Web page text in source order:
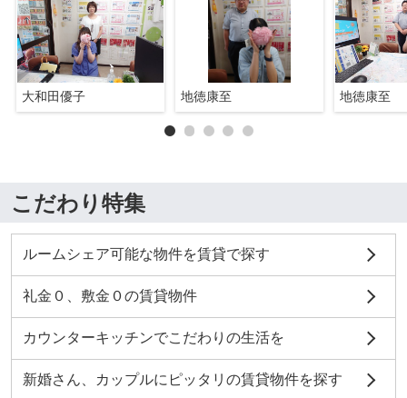
大和田優子 地徳康至 地徳康至
こだわり特集
ルームシェア可能な物件を賃貸で探す
礼金０、敷金０の賃貸物件
カウンターキッチンでこだわりの生活を
新婚さん、カップルにピッタリの賃貸物件を探す